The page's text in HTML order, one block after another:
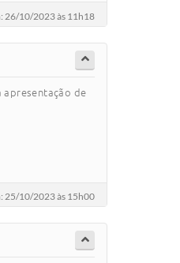
26/10/2023 às 11h18
apresentação de
25/10/2023 às 15h00